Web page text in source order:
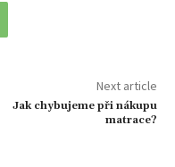
Next article
Jak chybujeme při nákupu
matrace?